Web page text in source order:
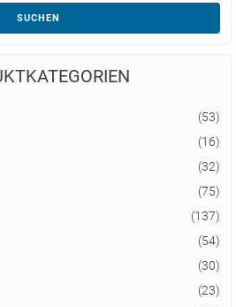
SUCHEN
(53)
(16)
(32)
(75)
(137)
(54)
(30)
(23)